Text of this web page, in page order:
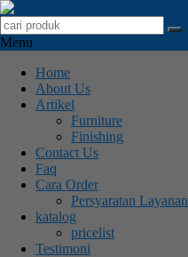
Menu
Home
About Us
Artikel
Furniture
Finishing
Contact Us
Faq
Cara Order
Persyaratan Layanan
katalog
pricelist
Testimoni